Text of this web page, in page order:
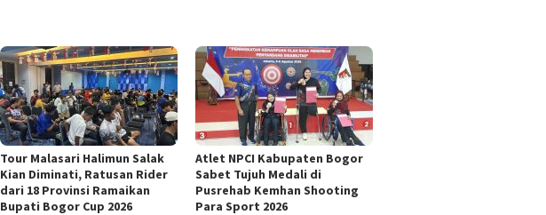
Tour Malasari Halimun Salak
Kian Diminati, Ratusan Rider
dari 18 Provinsi Ramaikan
Bupati Bogor Cup 2026
Atlet NPCI Kabupaten Bogor
Sabet Tujuh Medali di
Pusrehab Kemhan Shooting
Para Sport 2026